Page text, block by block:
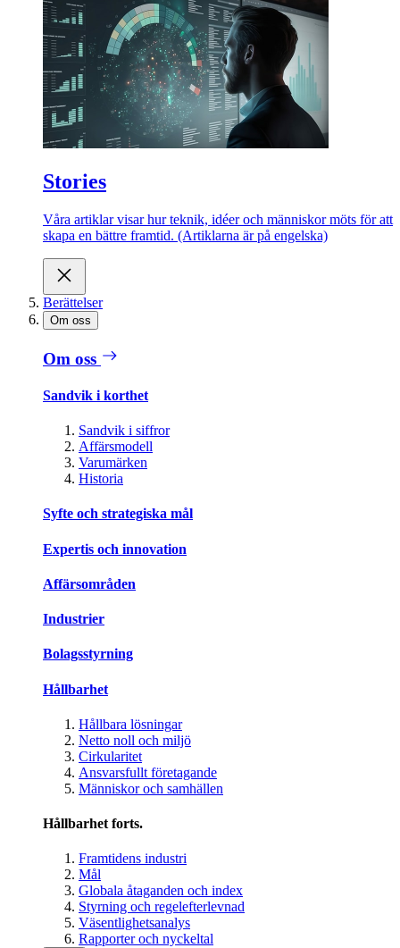
Stories
Våra artiklar visar hur teknik, idéer och människor möts för att
skapa en bättre framtid. (Artiklarna är på engelska)
Berättelser
Om oss
Om oss
Sandvik i korthet
Sandvik i siffror
Affärsmodell
Varumärken
Historia
Syfte och strategiska mål
Expertis och innovation
Affärsområden
Industrier
Bolagsstyrning
Hållbarhet
Hållbara lösningar
Netto noll och miljö
Cirkularitet
Ansvarsfullt företagande
Människor och samhällen
Hållbarhet forts.
Framtidens industri
Mål
Globala åtaganden och index
Styrning och regelefterlevnad
Väsentlighetsanalys
Rapporter och nyckeltal